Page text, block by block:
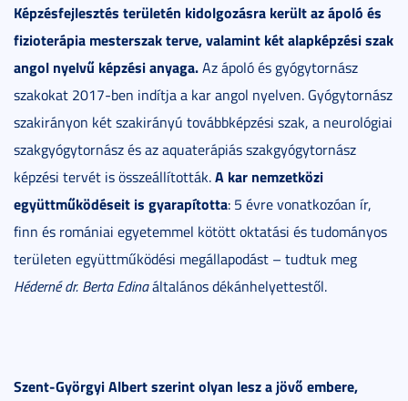
Képzésfejlesztés területén kidolgozásra került az ápoló és
fizioterápia mesterszak terve, valamint két alapképzési szak
angol nyelvű képzési anyaga.Az ápoló és gyógytornász
szakokat 2017-ben indítja a kar angol nyelven. Gyógytornász
szakirányon két szakirányú továbbképzési szak, a neurológiai
szakgyógytornász és az aquaterápiás szakgyógytornász
képzési tervét is összeállították.A kar nemzetközi
együttműködéseit is gyarapította: 5 évre vonatkozóan ír,
finn és romániai egyetemmel kötött oktatási és tudományos
területen együttműködési megállapodást – tudtuk meg
Héderné dr. Berta Edinaáltalános dékánhelyettestől.
Szent-Györgyi Albert szerint olyan lesz a jövő embere,